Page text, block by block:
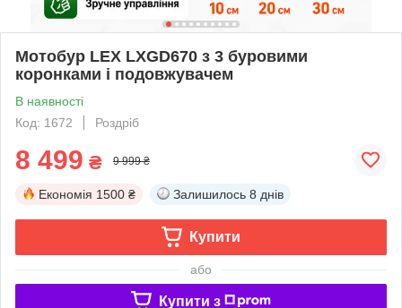
Мотобур LEX LXGD670 з 3 буровими
коронками і подовжувачем
В наявності
Код: 1672
Роздріб
8 499 ₴ 9 999 ₴
Економія 1500 ₴ Залишилось 8 днів
Купити
або
Купити з